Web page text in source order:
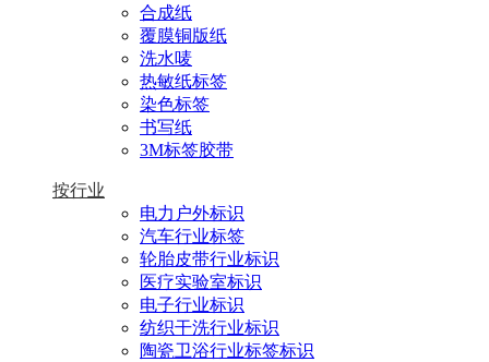
合成纸
覆膜铜版纸
洗水唛
热敏纸标签
染色标签
书写纸
3M标签胶带
按行业
电力户外标识
汽车行业标签
轮胎皮带行业标识
医疗实验室标识
电子行业标识
纺织干洗行业标识
陶瓷卫浴行业标签标识